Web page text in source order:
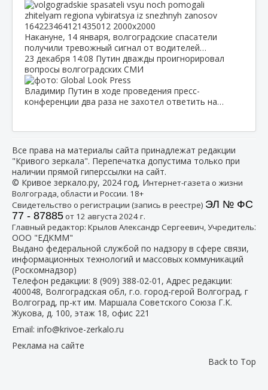
Накануне, 14 января, волгоградские спасатели
получили тревожный сигнал от водителей…
23 декабря 14:08 Путин дважды проигнорировал
вопросы волгоградских СМИ
Владимир Путин в ходе проведения пресс-
конференции два раза не захотел ответить на…
Все права на материалы сайта принадлежат редакции
"Кривого зеркала". Перепечатка допустима только при
наличии прямой гиперссылки на сайт.
© Кривое зеркало.ру, 2024 год, Интернет-газета о жизни
Волгограда, области и России. 18+
Свидетельство о регистрации (запись в реестре) ЭЛ № ФС
77 - 87885от 12 августа 2024 г.
Главный редактор: Крылов Александр Сергеевич, Учредитель:
ООО "ЕДКММ"
Выдано федеральной службой по надзору в сфере связи,
информационных технологий и массовых коммуникаций
(Роскомнадзор)
Телефон редакции: 8 (909) 388-02-01 , Адрес редакции:
400048, Волгоградская обл, г.о. город-герой Волгоград, г
Волгоград, пр-кт им. Маршала Советского Союза Г.К.
Жукова, д. 100, этаж 18, офис 221
Email: info@krivoe-zerkalo.ru
Реклама на сайте
Back to Top